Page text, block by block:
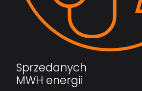
Sprzedanych
MWH energii